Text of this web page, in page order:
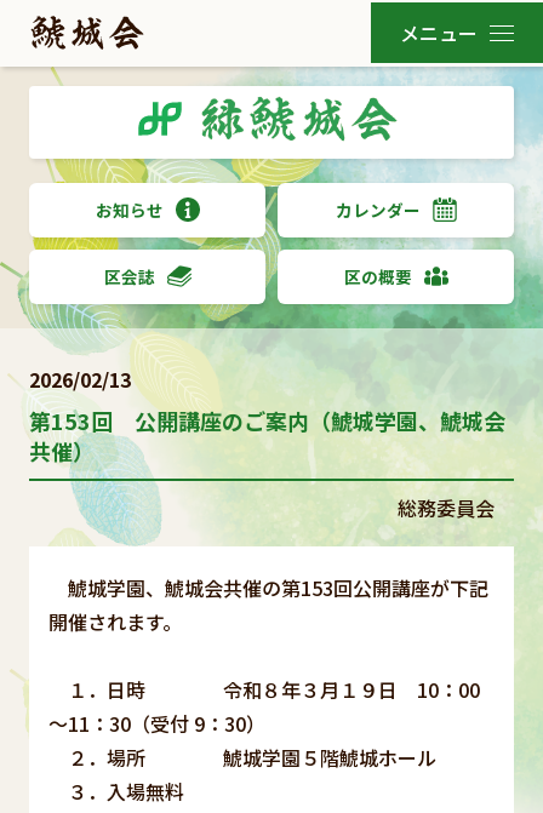
お知らせ カレンダー
区会誌 区の概要
2026/02/13
第153回 公開講座のご案内（鯱城学園、鯱城会
共催）
総務委員会
鯱城学園、鯱城会共催の第153回公開講座が下記
開催されます。
１．日時 令和８年３月１９日 10：00
～11：30（受付 9：30）
２．場所 鯱城学園５階鯱城ホール
３．入場無料